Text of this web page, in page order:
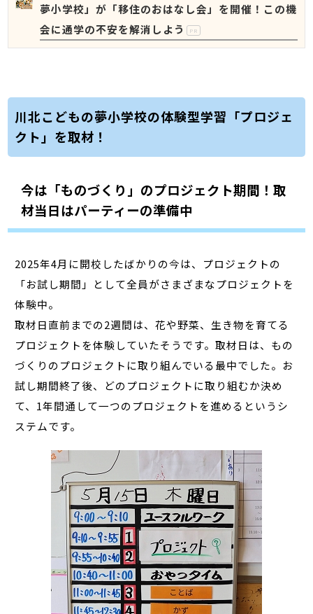
夢小学校」が「移住のおはなし会」を開催！この機
会に通学の不安を解消しよう
PR
川北こどもの夢小学校の体験型学習「プロジェ
クト」を取材！
今は「ものづくり」のプロジェクト期間！取
材当日はパーティーの準備中
2025年4月に開校したばかりの今は、プロジェクトの
「お試し期間」として全員がさまざまなプロジェクトを
体験中。
取材日直前までの2週間は、花や野菜、生き物を育てる
プロジェクトを体験していたそうです。取材日は、もの
づくりのプロジェクトに取り組んでいる最中でした。お
試し期間終了後、どのプロジェクトに取り組むか決め
て、1年間通して一つのプロジェクトを進めるというシ
ステムです。